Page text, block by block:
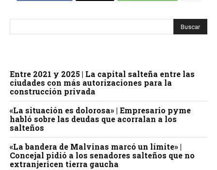
Entre 2021 y 2025 | La capital salteña entre las
ciudades con más autorizaciones para la
construcción privada
«La situación es dolorosa» | Empresario pyme
habló sobre las deudas que acorralan a los
salteños
«La bandera de Malvinas marcó un límite» |
Concejal pidió a los senadores salteños que no
extranjericen tierra gaucha